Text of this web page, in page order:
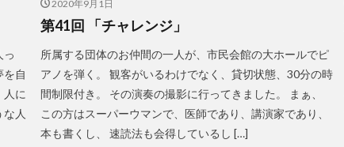
っ
を自
人に
人
2020年9月1日
第41回 「チャレンジ」
所属する団体のお仲間の一人が、市民会館の大ホールでピ
アノを弾く。 観客がいるわけでなく、貸切状態、30分の時
間制限付き。 その演奏の撮影に行ってきました。 まぁ、
この方はスーパーウマンで、医師であり、講演家であり、
本も書くし、 速読法も会得しているし […]